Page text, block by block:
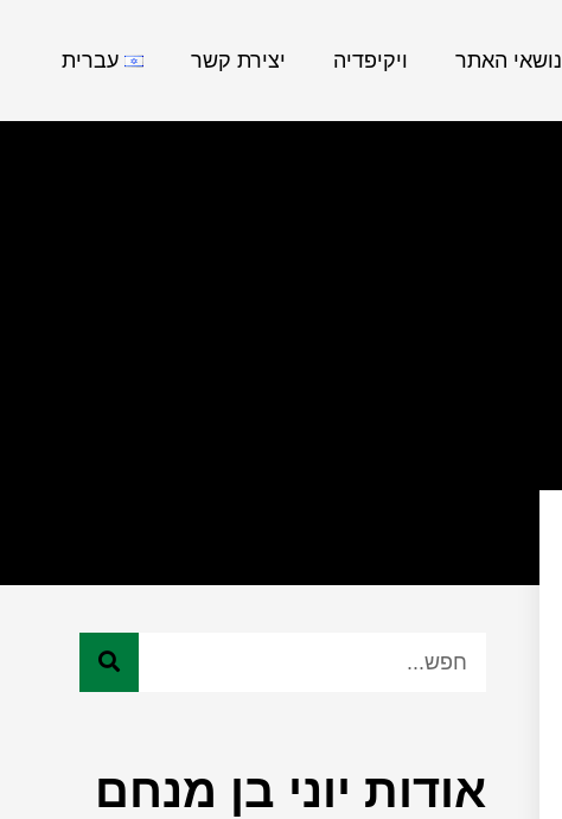
נושאי האתר ויקיפדיה יצירת קשר עברית
אודות יוני בן מנחם